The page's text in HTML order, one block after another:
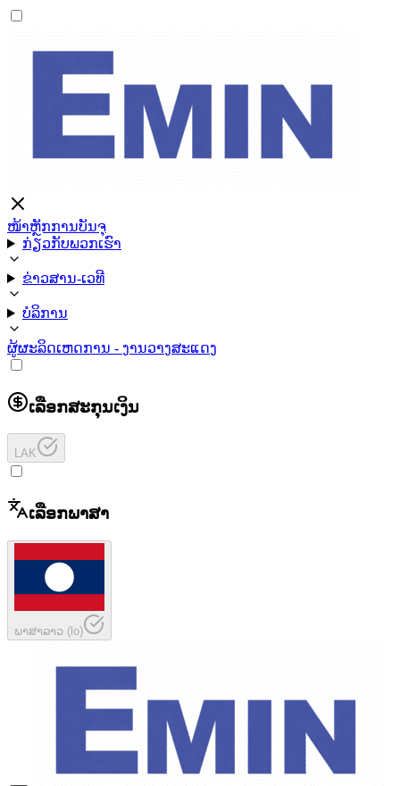
ໜ້າຫຼັກການບັນຈຸ
ກ່ຽວກັບພວກເຮົາ
ຂ່າວສານ-ເວທີ
ບໍລິການ
ຜູ້ຜະລິດເຫດການ - ງານວາງສະແດງ
ເລືອກສະກຸນເງິນ
LAK
ເລືອກພາສາ
ພາສາລາວ (lo)